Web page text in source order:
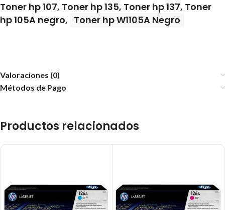
Toner hp 107, Toner hp 135, Toner hp 137, Toner
hp 105A negro, Toner hp W1105A Negro
Valoraciones (0)
Métodos de Pago
Productos relacionados